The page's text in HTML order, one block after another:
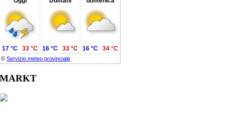
©Servizio meteo provinciale
17 °C 33 °C 16 °C 33 °C 16 °C 34 °C
MARKT